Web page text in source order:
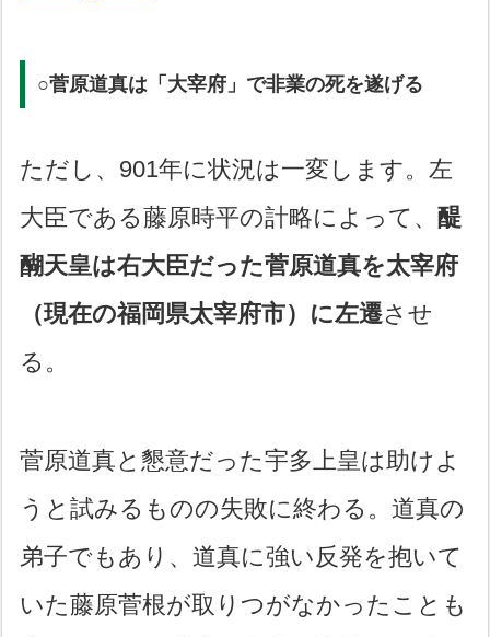
○菅原道真は「大宰府」で非業の死を遂げる
ただし、901年に状況は一変します。左
大臣である藤原時平の計略によって、醍
醐天皇は右大臣だった菅原道真を太宰府
（現在の福岡県太宰府市）に左遷させ
る。
菅原道真と懇意だった宇多上皇は助けよ
うと試みるものの失敗に終わる。道真の
弟子でもあり、道真に強い反発を抱いて
いた藤原菅根が取りつがなかったことも